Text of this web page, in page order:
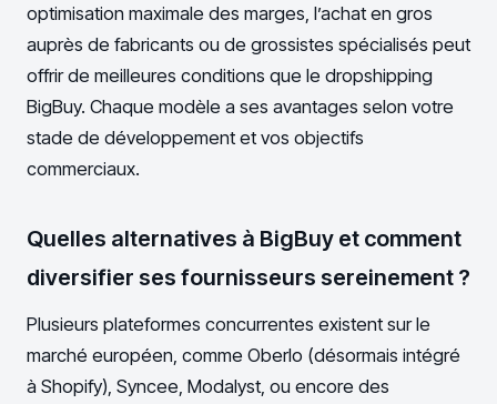
optimisation maximale des marges, l’achat en gros
auprès de fabricants ou de grossistes spécialisés peut
offrir de meilleures conditions que le dropshipping
BigBuy. Chaque modèle a ses avantages selon votre
stade de développement et vos objectifs
commerciaux.
Quelles alternatives à BigBuy et comment
diversifier ses fournisseurs sereinement ?
Plusieurs plateformes concurrentes existent sur le
marché européen, comme Oberlo (désormais intégré
à Shopify), Syncee, Modalyst, ou encore des